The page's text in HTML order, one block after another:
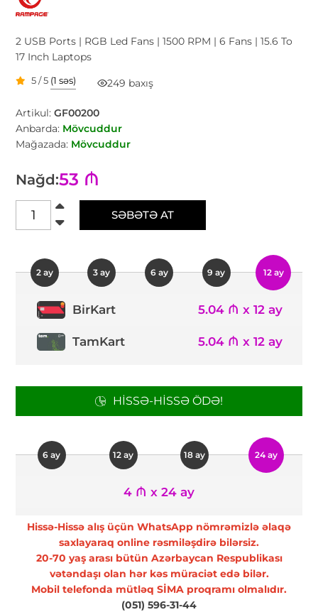
2 USB Ports | RGB Led Fans | 1500 RPM | 6 Fans | 15.6 To
17 Inch Laptops
5 / 5 (1 səs) 249 baxış
Artikul:GF00200
Anbarda: Mövcuddur
Mağazada: Mövcuddur
Nağd:53 ₼
SƏBƏTƏ AT
2 ay 3 ay 6 ay 9 ay 12 ay
BirKart 5.04 ₼ x 12 ay
TamKart 5.04 ₼ x 12 ay
HISSƏ-HISSƏ ÖDƏ!
6 ay 12 ay 18 ay 24 ay
4 ₼ x 24 ay
Hissə-Hissə alış üçün WhatsApp nömrəmizlə əlaqə
saxlayaraq online rəsmiləşdirə bilərsiz.
20-70 yaş arası bütün Azərbaycan Respublikası
vətəndaşı olan hər kəs müraciət edə bilər.
Mobil telefonda mütləq SİMA proqramı olmalıdır.
(051) 596-31-44